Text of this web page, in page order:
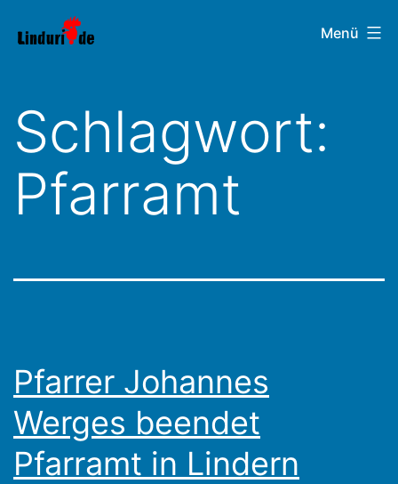
Inhalt
Linduri.de Menü
Schlagwort:
Pfarramt
Pfarrer Johannes
Werges beendet
Pfarramt in Lindern